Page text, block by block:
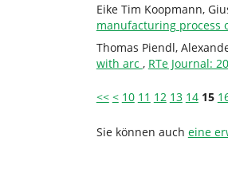
Eike Tim Koopmann,
manufacturing process
Thomas Piendl,
with arc , RTe Journal:
<< < 10 11 12 13 14 15
Sie können auch eine